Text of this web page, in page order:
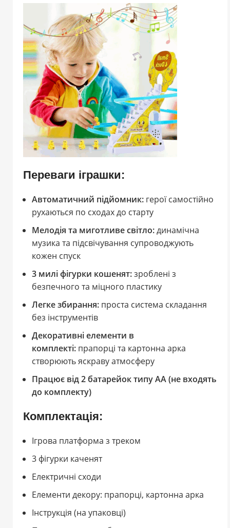
Переваги іграшки:
Автоматичний підйомник: герої самостійно
рухаються по сходах до старту
Мелодія та миготливе світло:динамічна
музика та підсвічування супроводжують
кожен спуск
3 милі фігурки кошенят:зроблені з
безпечного та міцного пластику
Легке збирання: проста система складання
без інструментів
Декоративні елементи в
комплекті: прапорці та картонна арка
створюють яскраву атмосферу
Працює від 2 батарейок типу AA (не входять
до комплекту)
Комплектація:
Ігрова платформа з треком
3 фігурки каченят
Електричні сходи
Елементи декору: прапорці, картонна арка
Інструкція (на упаковці)